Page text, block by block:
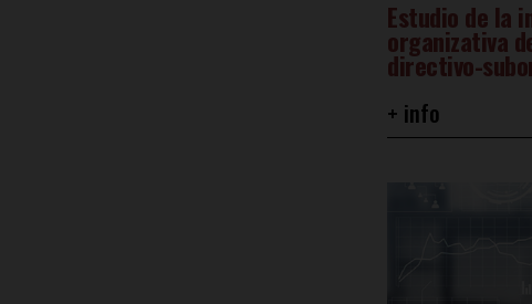
Estudio de la
organizativa
directivo-
+ info